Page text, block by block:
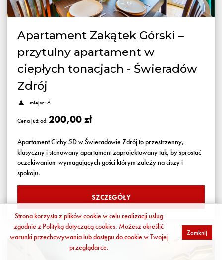
Apartament Zakątek Górski –
przytulny apartament w
ciepłych tonacjach - Świeradów
Zdrój
miejsc: 6
Cena już od 200,00 zł
Apartament Cichy 5D w Świeradowie Zdrój to przestrzenny,
klasyczny i stonowany apartament zaprojektowany tak, by sprostać
oczekiwaniom wymagających gości którym zależy na ciszy i
spokoju.
SZCZEGÓŁY
Strona korzysta z plików cookie w celu realizacji usług
zgodnie z Polityką dotyczącą cookies. Możesz określić
warunki przechowywania lub dostępu do cookie w Twojej
przeglądarce.
Zamknij